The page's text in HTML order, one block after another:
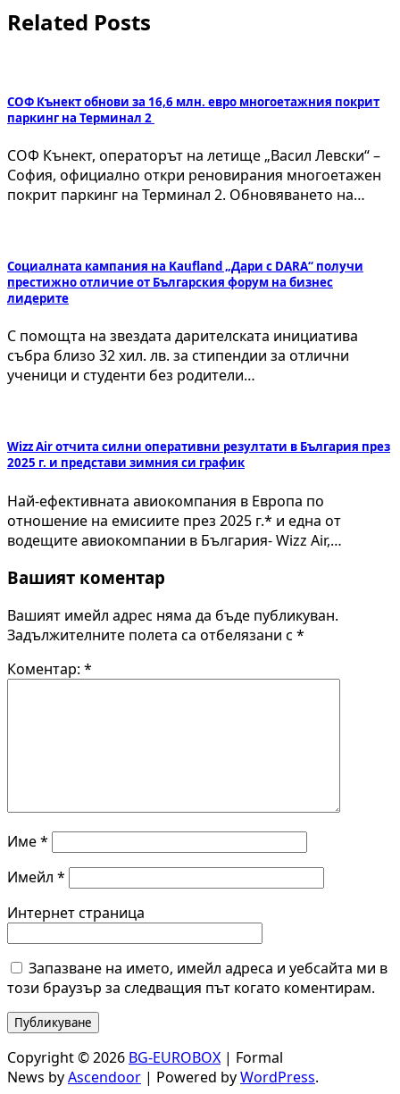
Related Posts
СОФ Кънект обнови за 16,6 млн. евро многоетажния покрит
паркинг на Терминал 2
СОФ Кънект, операторът на летище „Васил Левски“ –
София, официално откри реновирания многоетажен
покрит паркинг на Терминал 2. Обновяването на…
Социалната кампания на Kaufland „Дари с DARA“ получи
престижно отличие от Българския форум на бизнес
лидерите
С помощта на звездата дарителската инициатива
събра близо 32 хил. лв. за стипендии за отлични
ученици и студенти без родители…
Wizz Air отчита силни оперативни резултати в България през
2025 г. и представи зимния си график
Най-ефективната авиокомпания в Европа по
отношение на емисиите през 2025 г.* и една от
водещите авиокомпании в България- Wizz Air,…
Вашият коментар
Вашият имейл адрес няма да бъде публикуван.
Задължителните полета са отбелязани с *
Коментар: *
Име*
Имейл *
Интернет страница
Запазване на името, имейл адреса и уебсайта ми в
този браузър за следващия път когато коментирам.
Copyright © 2026 BG-EUROBOX | Formal
News byAscendoor | Powered byWordPress.